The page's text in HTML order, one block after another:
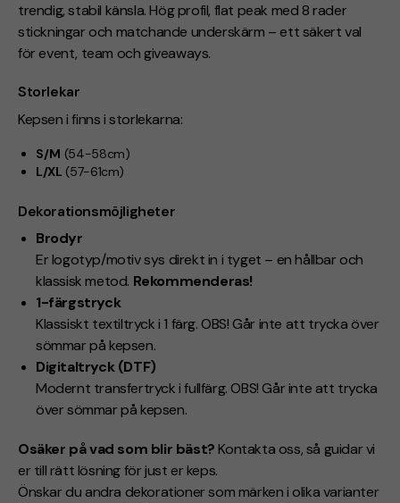
trendig, stabil känsla. Hög profil, flat peak med 8 rader
stickningar och matchande underskärm – ett säkert val
för event, team och giveaways.
Storlekar
Kepsen i finns i storlekarna:
S/M (54-58cm)
L/XL (57-61cm)
Dekorationsmöjligheter
Brodyr
Er logotyp/motiv sys direkt in i tyget – en hållbar och
klassisk metod. Rekommenderas!
1-färgstryck
Klassiskt textiltryck i 1 färg.OBS! Går inte att trycka över
sömmar på kepsen.
Digitaltryck (DTF)
Modernt transfertryck i fullfärg.OBS! Går inte att trycka
över sömmar på kepsen.
Osäker på vad som blir bäst?Kontakta oss, så guidar vi
er till rätt lösning för just er keps.
Önskar du andra dekorationer som märken i olika varianter